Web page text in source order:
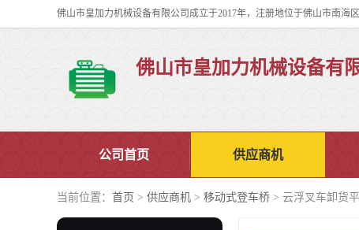
佛山市皇加力机械设备有
公司首页 供应商机
当前位置： 首页 > 供应商机 > 移动式登车桥 > 云浮叉车卸货